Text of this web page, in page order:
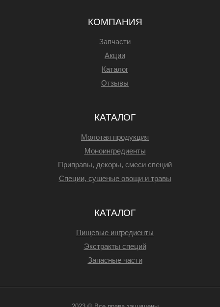
КОМПАНИЯ
Запчасти
Акции
Каталог
Отзывы
КАТАЛОГ
Молотая продукция
Моноингредиенты
Приправы, декоры, смеси специй
Специи, сушеные овощи и травы
КАТАЛОГ
Пищевые ингредиенты
Экстракты специй
Запасные части